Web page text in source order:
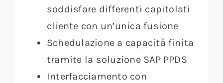
soddisfare differenti capitolati
cliente con un’unica fusione
Schedulazione a capacità finita
tramite la soluzione SAP PPDS
Interfacciamento con